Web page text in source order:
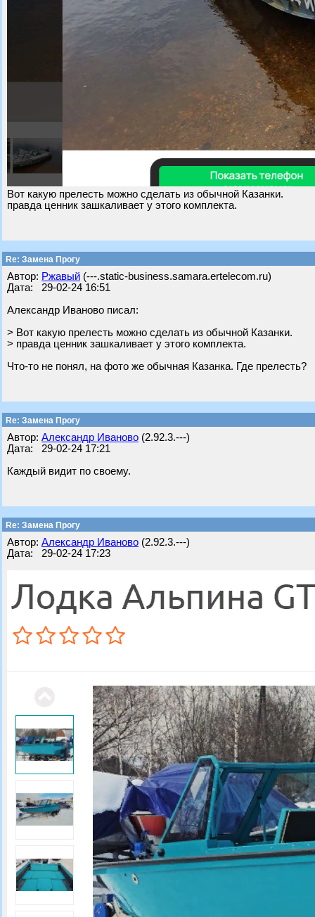
Вот какую прелесть можно сделать из обычной Казанки.
правда ценник зашкаливает у этого комплекта.
Re: Замена Прогу
Автор: Ржавый (---.static-business.samara.ertelecom.ru)
Дата: 29-02-24 16:51
Александр Иваново писал:
> Вот какую прелесть можно сделать из обычной Казанки.
> правда ценник зашкаливает у этого комплекта.
Что-то не понял, на фото же обычная Казанка. Где прелесть?
Re: Замена Прогу
Автор: Александр Иваново (2.92.3.---)
Дата: 29-02-24 17:21
Каждый видит по своему.
Re: Замена Прогу
Автор: Александр Иваново (2.92.3.---)
Дата: 29-02-24 17:23